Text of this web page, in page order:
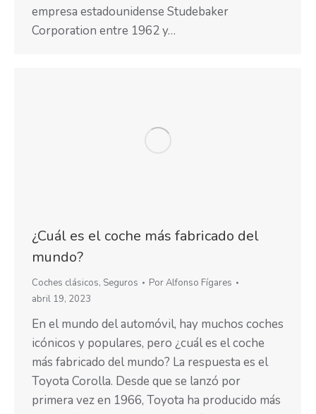
empresa estadounidense Studebaker
Corporation entre 1962 y…
¿Cuál es el coche más fabricado del
mundo?
Coches clásicos, Seguros PorAlfonso Fígares
abril 19, 2023
En el mundo del automóvil, hay muchos coches
icónicos y populares, pero ¿cuál es el coche
más fabricado del mundo? La respuesta es el
Toyota Corolla. Desde que se lanzó por
primera vez en 1966, Toyota ha producido más